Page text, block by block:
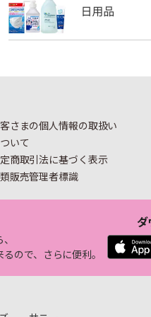
さまの個人情報の取扱い
いて
商取引法に基づく表示
販売管理者標識
ので、さらに便利。
ダ